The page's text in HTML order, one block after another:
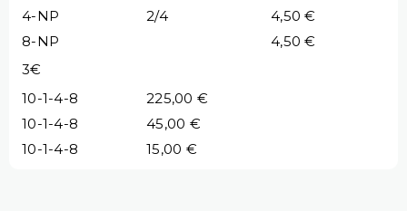
4-NP
2/4
4,50 €
8-NP
4,50 €
3€
10-1-4-8
225,00 €
10-1-4-8
45,00 €
10-1-4-8
15,00 €